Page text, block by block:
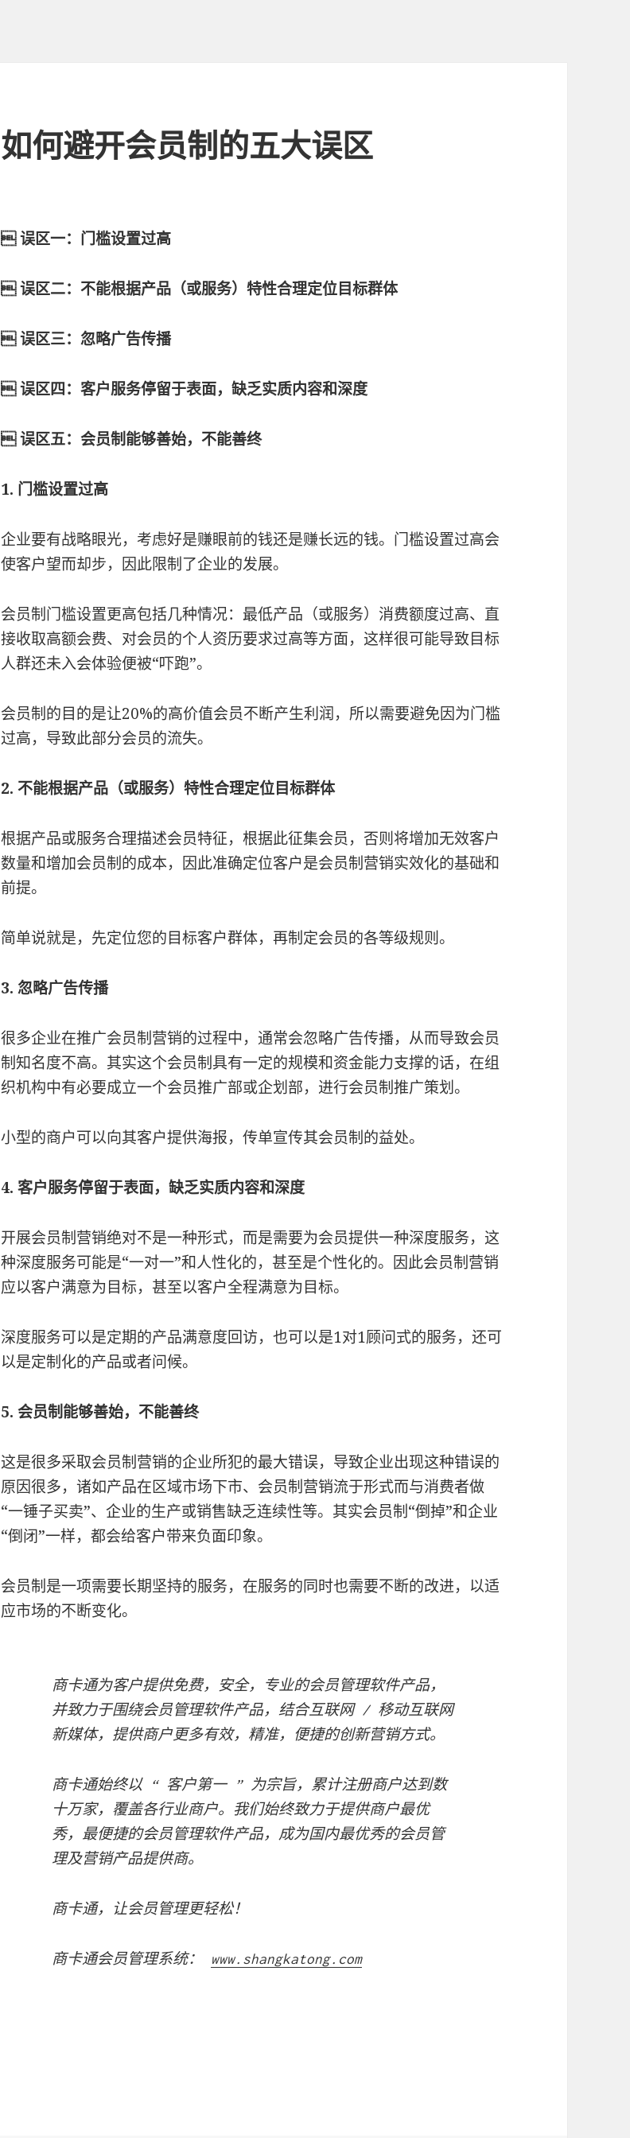
如何避开会员制的五大误区
 误区一：门槛设置过高
 误区二：不能根据产品（或服务）特性合理定位目标群体
 误区三：忽略广告传播
 误区四：客户服务停留于表面，缺乏实质内容和深度
 误区五：会员制能够善始，不能善终
1. 门槛设置过高
企业要有战略眼光，考虑好是赚眼前的钱还是赚长远的钱。门槛设置过高会
使客户望而却步，因此限制了企业的发展。
会员制门槛设置更高包括几种情况：最低产品（或服务）消费额度过高、直
接收取高额会费、对会员的个人资历要求过高等方面，这样很可能导致目标
人群还未入会体验便被“吓跑”。
会员制的目的是让20%的高价值会员不断产生利润，所以需要避免因为门槛
过高，导致此部分会员的流失。
2. 不能根据产品（或服务）特性合理定位目标群体
根据产品或服务合理描述会员特征，根据此征集会员，否则将增加无效客户
数量和增加会员制的成本，因此准确定位客户是会员制营销实效化的基础和
前提。
简单说就是，先定位您的目标客户群体，再制定会员的各等级规则。
3. 忽略广告传播
很多企业在推广会员制营销的过程中，通常会忽略广告传播，从而导致会员
制知名度不高。其实这个会员制具有一定的规模和资金能力支撑的话，在组
织机构中有必要成立一个会员推广部或企划部，进行会员制推广策划。
小型的商户可以向其客户提供海报，传单宣传其会员制的益处。
4. 客户服务停留于表面，缺乏实质内容和深度
开展会员制营销绝对不是一种形式，而是需要为会员提供一种深度服务，这
种深度服务可能是“一对一”和人性化的，甚至是个性化的。因此会员制营销
应以客户满意为目标，甚至以客户全程满意为目标。
深度服务可以是定期的产品满意度回访，也可以是1对1顾问式的服务，还可
以是定制化的产品或者问候。
5. 会员制能够善始，不能善终
这是很多采取会员制营销的企业所犯的最大错误，导致企业出现这种错误的
原因很多，诸如产品在区域市场下市、会员制营销流于形式而与消费者做
“一锤子买卖”、企业的生产或销售缺乏连续性等。其实会员制“倒掉”和企业
“倒闭”一样，都会给客户带来负面印象。
会员制是一项需要长期坚持的服务，在服务的同时也需要不断的改进，以适
应市场的不断变化。
商卡通为客户提供免费，安全，专业的会员管理软件产品，
并致力于围绕会员管理软件产品，结合互联网 / 移动互联网
新媒体，提供商户更多有效，精准，便捷的创新营销方式。
商卡通始终以 “ 客户第一 ” 为宗旨，累计注册商户达到数
十万家，覆盖各行业商户。我们始终致力于提供商户最优
秀，最便捷的会员管理软件产品，成为国内最优秀的会员管
理及营销产品提供商。
商卡通，让会员管理更轻松！
商卡通会员管理系统： www.shangkatong.com